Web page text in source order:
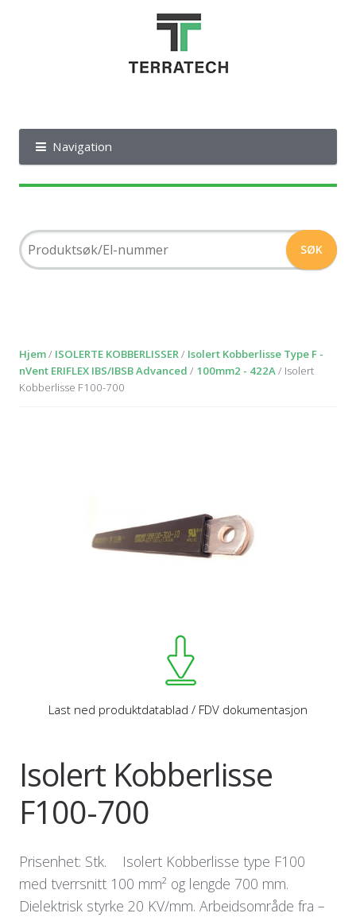
Navigation
Hjem/ ISOLERTE KOBBERLISSER/ Isolert Kobberlisse Type F -
nVent ERIFLEX IBS/IBSB Advanced / 100mm2 - 422A/ Isolert
Kobberlisse F100-700
Last ned produktdatablad / FDV dokumentasjon
Isolert Kobberlisse
F100-700
Prisenhet: Stk. Isolert Kobberlisse type F100
med tverrsnitt 100 mm² og lengde 700 mm.
Dielektrisk styrke 20 KV/mm. Arbeidsområde fra –